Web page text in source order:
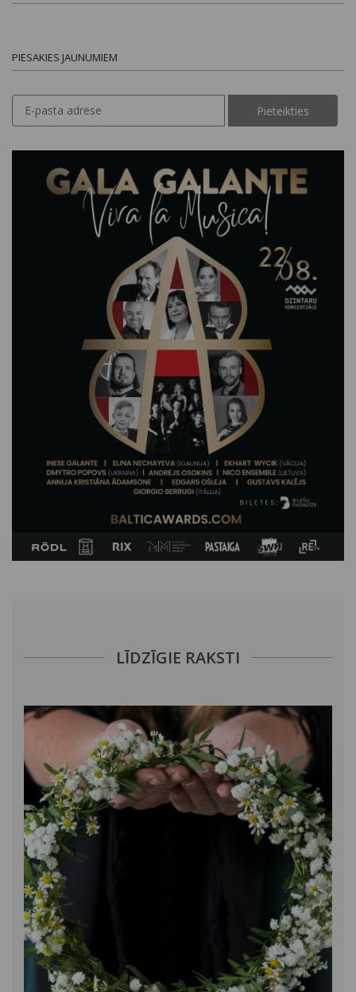
PIESAKIES JAUNUMIEM
Pieteikties
LĪDZĪGIE RAKSTI